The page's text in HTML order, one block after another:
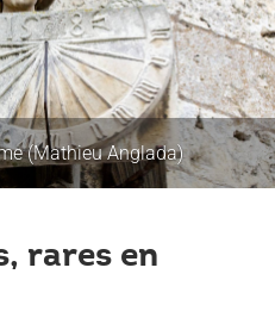
(Mathieu Anglada)
rares en